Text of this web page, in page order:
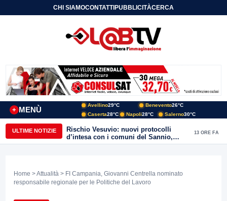
CHI SIAMOCONTATTIPUBBLICITÀCERCA
MENÙ
+
Avellino29°C Benevento26°C
Caserta28°C Napoli28°C Salerno30°C
ULTIME NOTIZIE
Rischio Vesuvio: nuovi protocolli
d’intesa con i comuni del Sannio,
firmato il protocollo con Arpaise
13 ORE FA
Home >Attualità > FI Campania, Giovanni Centrella nominato
responsabile regionale per le Politiche del Lavoro